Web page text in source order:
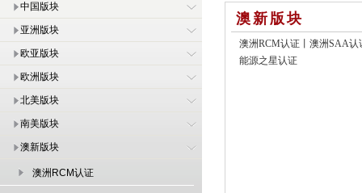
中国版块
亚洲版块
欧亚版块
欧洲版块
北美版块
南美版块
澳新版块
澳洲RCM认证
澳新版块
澳洲RCM认证丨 澳洲SAA认
能源之星认证